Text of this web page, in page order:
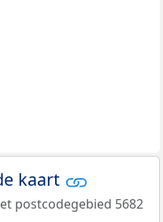
kaart
postcodegebied 5682